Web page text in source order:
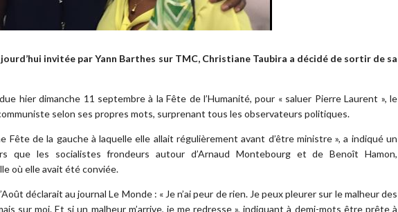
invitée par Yann Barthes sur TMC, Christiane Taubira a décidé de sortir de sa
hier dimanche 11 septembre à la Fête de l’Humanité, pour « saluer Pierre Laurent », le
selon ses propres mots, surprenant tous les observateurs politiques.
Fête de la gauche à laquelle elle allait régulièrement avant d’être ministre », a indiqué un
que les socialistes frondeurs autour d’Arnaud Montebourg et de Benoît Hamon,
où elle avait été conviée.
déclarait au journal Le Monde : « Je n’ai peur de rien. Je peux pleurer sur le malheur des
sur moi. Et si un malheur m’arrive, je me redresse », indiquant à demi-mots être prête à